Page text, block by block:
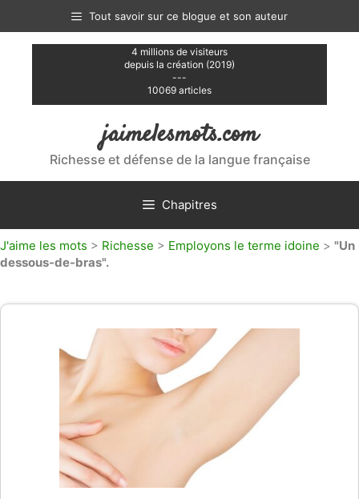
contenu
Tout savoir sur ce blogue et son auteur
4 millions de visiteurs
depuis la création (2019)
---
10069 articles
jaimelesmots.com
Richesse et défense de la langue française
Chapitres
J'aime les mots > Richesse > Employons le terme idoine > "Un
dessous-de-bras".